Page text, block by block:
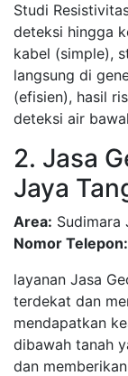
Studi
deteksi hingga
kabel (simple),
langsung di
(efisien), hasil
deteksi air
2. Jasa
Jaya
Area: Sudimara
Nomor Telepon:
layanan Jasa
terdekat dan
mendapatkan
dibawah tanah
dan